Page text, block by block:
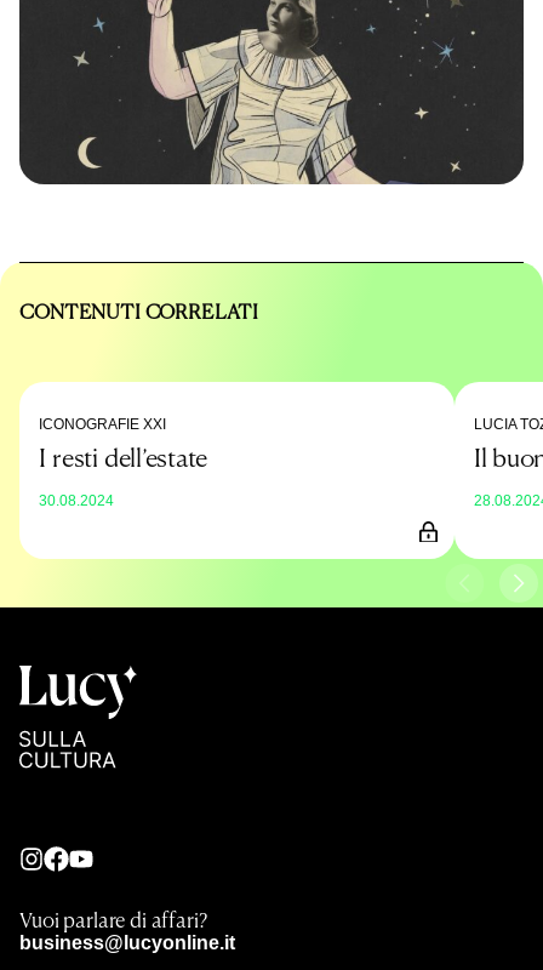
CONTENUTI CORRELATI
ICONOGRAFIE XXI
I resti dell’estate
30.08.2024
LUCIA
Il
Vuoi parlare di affari?
business@lucyonline.it